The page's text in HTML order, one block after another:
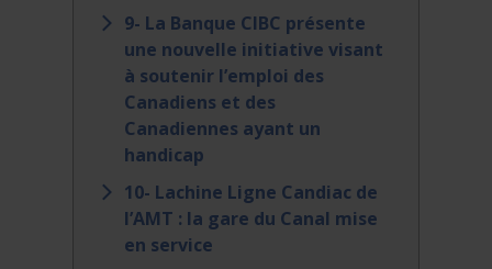
9- La Banque CIBC présente
une nouvelle initiative visant
à soutenir l’emploi des
Canadiens et des
Canadiennes ayant un
handicap
10- Lachine Ligne Candiac de
l’AMT : la gare du Canal mise
en service